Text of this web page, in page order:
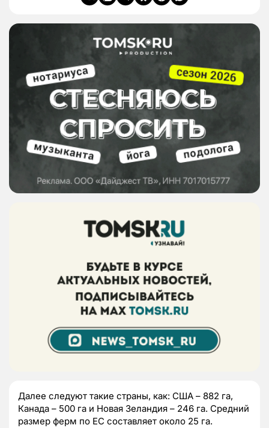
Далее следуют такие страны, как: США – 882 га,
Канада – 500 га и Новая Зеландия – 246 га. Средний
размер ферм по ЕС составляет около 25 га.